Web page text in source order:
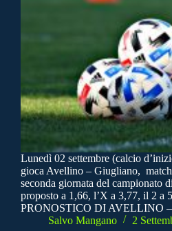
Lunedì 02 settembre (calcio
gioca Avellino – Giugliano,
seconda giornata del campionato
proposto a 1,66, l’X a 3,77, il 2 a
PRONOSTICO DI AVELLINO
Salvo Mangano
2